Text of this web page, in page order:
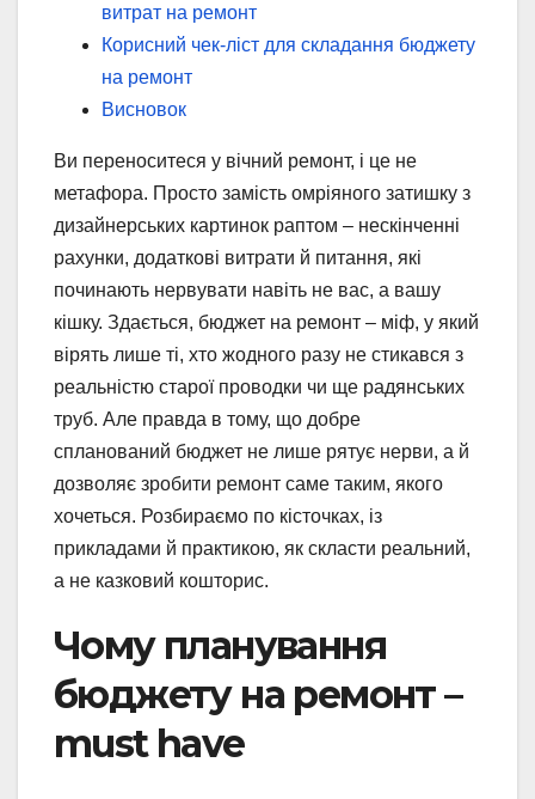
витрат на ремонт
Корисний чек-ліст для складання бюджету
на ремонт
Висновок
Ви переноситеся у вічний ремонт, і це не
метафора. Просто замість омріяного затишку з
дизайнерських картинок раптом – нескінченні
рахунки, додаткові витрати й питання, які
починають нервувати навіть не вас, а вашу
кішку. Здається, бюджет на ремонт – міф, у який
вірять лише ті, хто жодного разу не стикався з
реальністю старої проводки чи ще радянських
труб. Але правда в тому, що добре
спланований бюджет не лише рятує нерви, а й
дозволяє зробити ремонт саме таким, якого
хочеться. Розбираємо по кісточках, із
прикладами й практикою, як скласти реальний,
а не казковий кошторис.
Чому планування
бюджету на ремонт –
must have